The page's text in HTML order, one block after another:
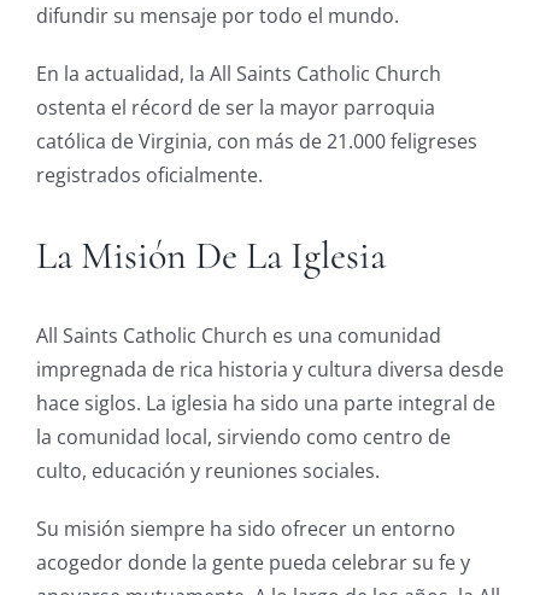
difundir su mensaje por todo el mundo.
En la actualidad, la All Saints Catholic Church
ostenta el récord de ser la mayor parroquia
católica de Virginia, con más de 21.000 feligreses
registrados oficialmente.
La Misión De La Iglesia
All Saints Catholic Church es una comunidad
impregnada de rica historia y cultura diversa desde
hace siglos. La iglesia ha sido una parte integral de
la comunidad local, sirviendo como centro de
culto, educación y reuniones sociales.
Su misión siempre ha sido ofrecer un entorno
acogedor donde la gente pueda celebrar su fe y